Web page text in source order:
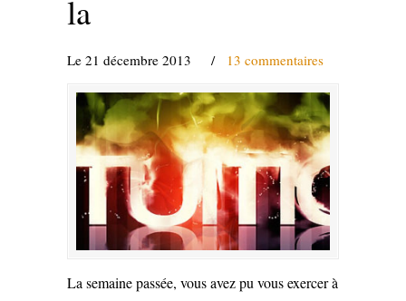
la
Le 21 décembre 2013 / 13 commentaires
La semaine passée, vous avez pu vous exercer à